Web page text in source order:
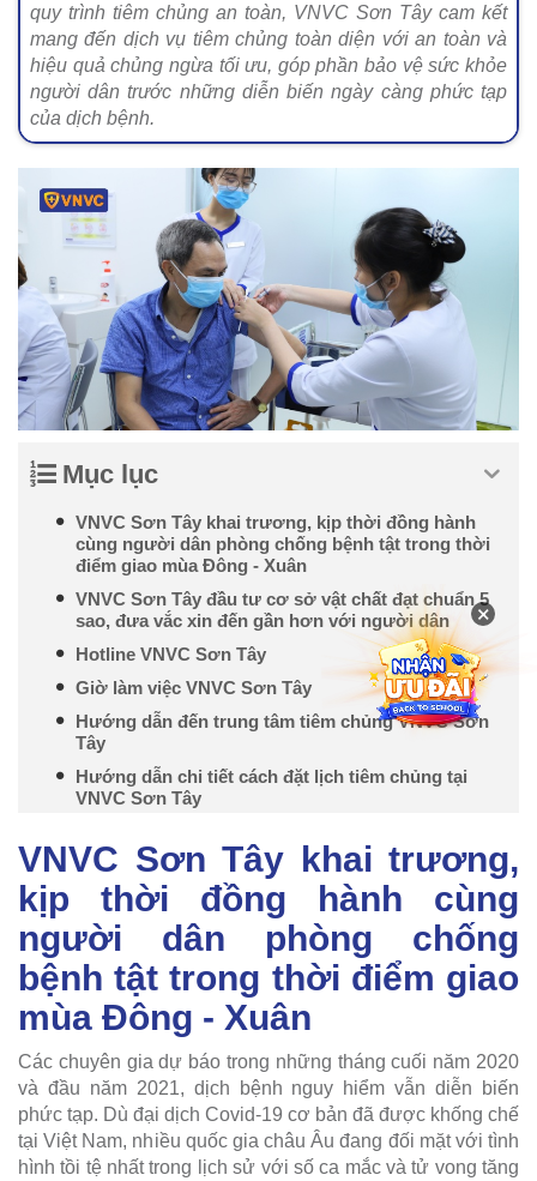
quy trình tiêm chủng an toàn, VNVC Sơn Tây cam kết
mang đến dịch vụ tiêm chủng toàn diện với an toàn và
hiệu quả chủng ngừa tối ưu, góp phần bảo vệ sức khỏe
người dân trước những diễn biến ngày càng phức tạp
của dịch bệnh.
Mục lục
VNVC Sơn Tây khai trương, kịp thời đồng hành
cùng người dân phòng chống bệnh tật trong thời
điểm giao mùa Đông - Xuân
VNVC Sơn Tây đầu tư cơ sở vật chất đạt chuẩn 5
sao, đưa vắc xin đến gần hơn với người dân
Hotline VNVC Sơn Tây
Giờ làm việc VNVC Sơn Tây
Hướng dẫn đến trung tâm tiêm chủng VNVC Sơn
Tây
Hướng dẫn chi tiết cách đặt lịch tiêm chủng tại
VNVC Sơn Tây
VNVC Sơn Tây khai trương,
kịp thời đồng hành cùng
người dân phòng chống
bệnh tật trong thời điểm giao
mùa Đông - Xuân
Các chuyên gia dự báo trong những tháng cuối năm 2020
và đầu năm 2021, dịch bệnh nguy hiểm vẫn diễn biến
phức tạp. Dù đại dịch Covid-19 cơ bản đã được khống chế
tại Việt Nam, nhiều quốc gia châu Âu đang đối mặt với tình
hình tồi tệ nhất trong lịch sử với số ca mắc và tử vong tăng
×